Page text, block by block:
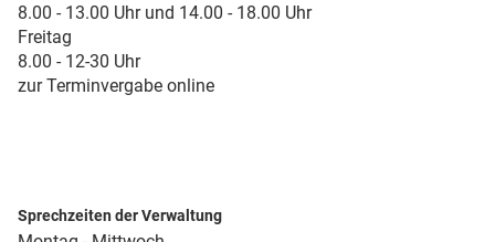
8.00 - 13.00 Uhr und 14.00 - 18.00 Uhr
Freitag
8.00 - 12-30 Uhr
zur Terminvergabe online
Sprechzeiten der Verwaltung